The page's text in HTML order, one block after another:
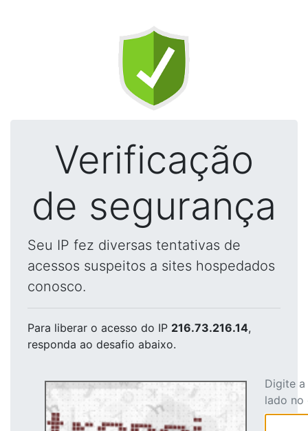
Verificação
de segurança
Seu IP fez diversas tentativas de
acessos suspeitos a sites hospedados
conosco.
Para liberar o acesso do IP 216.73.216.14,
responda ao desafio abaixo.
Digite
lado no